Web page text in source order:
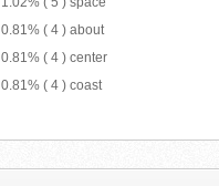
0.81% ( 4 ) about
0.81% ( 4 ) center
0.81% ( 4 ) coast